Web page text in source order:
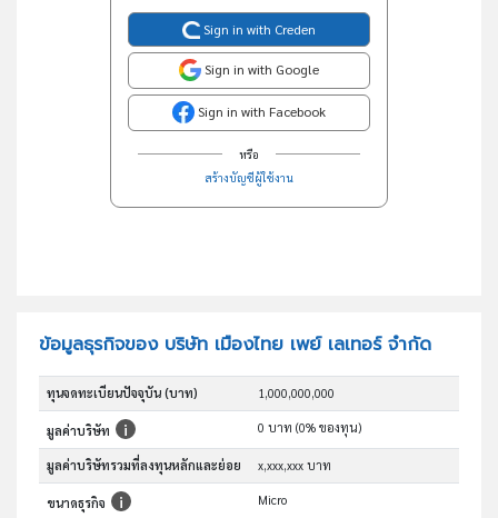
Sign in with Creden
Sign in with Google
Sign in with Facebook
หรือ
สร้างบัญชีผู้ใช้งาน
ข้อมูลธุรกิจของ บริษัท เมืองไทย เพย์ เลเทอร์ จำกัด
ทุนจดทะเบียนปัจจุบัน (บาท) 1,000,000,000
มูลค่าบริษัท 0 บาท (0% ของทุน)
มูลค่าบริษัทรวมที่ลงทุนหลักและย่อย x,xxx,xxx บาท
ขนาดธุรกิจ Micro